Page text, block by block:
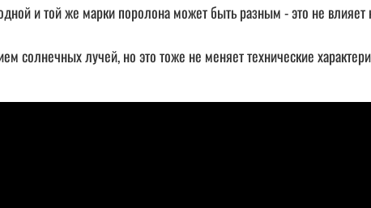
и той же марки поролона может быть разным - это не влияет
солнечных лучей, но это тоже не меняет технические